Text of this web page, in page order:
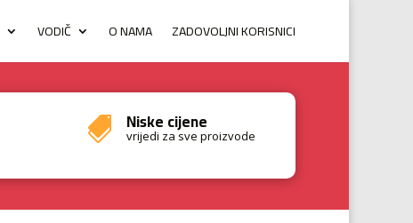
VODIČ O NAMA ZADOVOLJNI KORISNICI
 Niske cijene
vrijedi za sve proizvode